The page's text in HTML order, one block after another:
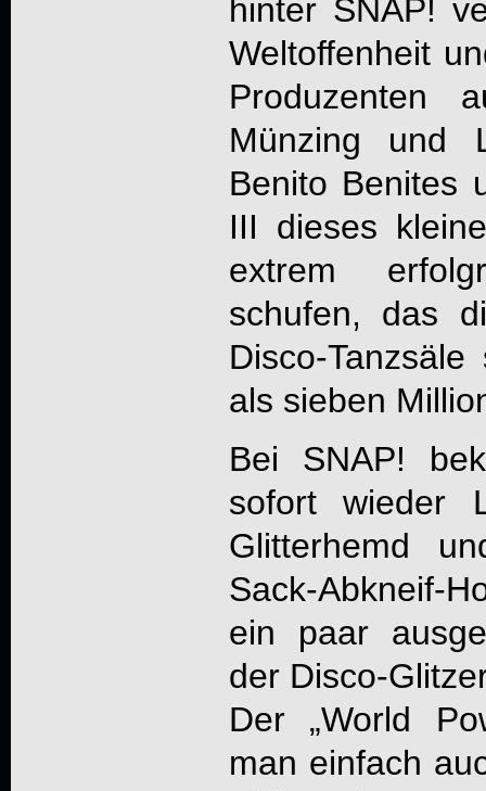
hinter SNAP!
Weltoffenheit
Produzenten
Münzing und
Benito Benites
III dieses
extrem
schufen, das
Disco-
als sieben
Bei SNAP!
sofort wieder
Glitterhemd
Sack-Abkneif-
ein paar
der Disco-
Der „World
man einfach